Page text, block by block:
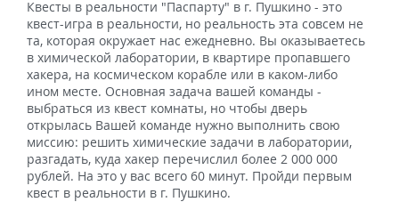
Квесты в реальности "Паспарту" в г. Пушкино - это
квест-игра в реальности, но реальность эта совсем не
та, которая окружает нас ежедневно. Вы оказываетесь
в химической лаборатории, в квартире пропавшего
хакера, на космическом корабле или в каком-либо
ином месте. Основная задача вашей команды -
выбраться из квест комнаты, но чтобы дверь
открылась Вашей команде нужно выполнить свою
миссию: решить химические задачи в лаборатории,
разгадать, куда хакер перечислил более 2 000 000
рублей. На это у вас всего 60 минут. Пройди первым
квест в реальности в г. Пушкино.